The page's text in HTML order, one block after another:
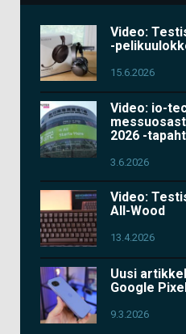
Video:
-
15.6.2026
Video: io-
2026 -
3.6.2026
Video:
All-Wood
13.4.2026
Uusi
Google
9.3.2026